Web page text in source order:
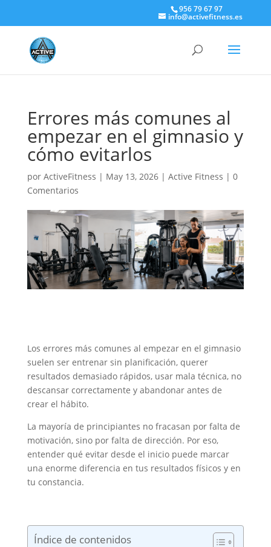
956 79 67 97
info@activefitness.es
Errores más comunes al
empezar en el gimnasio y
cómo evitarlos
por ActiveFitness | May 13, 2026| Active Fitness | 0
Comentarios
Los errores más comunes al empezar en el gimnasio
suelen ser entrenar sin planificación, querer
resultados demasiado rápidos, usar mala técnica, no
descansar correctamente y abandonar antes de
crear el hábito.
La mayoría de principiantes no fracasan por falta de
motivación, sino por falta de dirección. Por eso,
entender qué evitar desde el inicio puede marcar
una enorme diferencia en tus resultados físicos y en
tu constancia.
Índice de contenidos